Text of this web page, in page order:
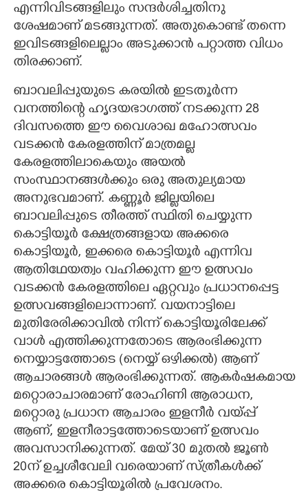
എന്നിവിടങ്ങളിലും സന്ദ‌ർശിച്ചതിനു
ശേഷമാണ് മടങ്ങുന്നത്. അതുകൊണ്ട് തന്നെ
ഇവിടങ്ങളിലെല്ലാം അടുക്കാൻ പറ്റാത്ത വിധം
തിരക്കാണ്.
ബാവലിപ്പുയുടെ കരയിൽ ഇടതൂർന്ന
വനത്തിന്റെ ഹൃദയഭാഗത്ത് നടക്കുന്ന 28
ദിവസത്തെ ഈ വൈശാഖ മഹോത്സവം
വടക്കൻ കേരളത്തിന് മാത്രമല്ല
കേരളത്തിലാകെയും അയൽ
സംസ്ഥാനങ്ങൾക്കും ഒരു അതുല്യമായ
അനുഭവമാണ്. കണ്ണൂർ ജില്ലയിലെ
ബാവലിപ്പുടെ തീരത്ത് സ്ഥിതി ചെയ്യുന്ന
കൊട്ടിയൂർ ക്ഷേത്രങ്ങളായ അക്കരെ
കൊട്ടിയൂർ, ഇക്കരെ കൊട്ടിയൂർ എന്നിവ
ആതിഥേയത്വം വഹിക്കുന്ന ഈ ഉത്സവം
വടക്കൻ കേരളത്തിലെ ഏറ്റവും പ്രധാനപ്പെട്ട
ഉത്സവങ്ങളിലൊന്നാണ്. വയനാട്ടിലെ
മുതിരേരിക്കാവിൽ നിന്ന് കൊട്ടിയൂരിലേക്ക്
വാൾ എത്തിക്കുന്നതോടെ ആരംഭിക്കുന്ന
നെയ്യാട്ടത്തോടെ (നെയ്യ് ഒഴിക്കൽ) ആണ്
ആചാരങ്ങൾ ആരംഭിക്കുന്നത്. ആകർഷകമായ
മറ്റൊരാചാരമാണ് രോഹിണി ആരാധന,
മറ്റൊരു പ്രധാന ആചാരം ഇളനീർ വയ്പ്പ്
ആണ്, ഇളനീരാട്ടത്തോടെയാണ് ഉത്സവം
അവസാനിക്കുന്നത്. മേയ് 30 മുതൽ ജൂൺ
20ന് ഉച്ചശീവേലി വരെയാണ് സ്ത്രീകൾക്ക്
അക്കരെ കൊട്ടിയൂരിൽ പ്രവേശനം.